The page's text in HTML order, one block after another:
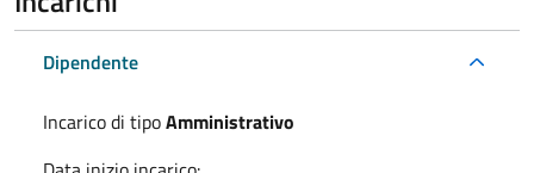
Dipendente
Incarico di tipoAmministrativo